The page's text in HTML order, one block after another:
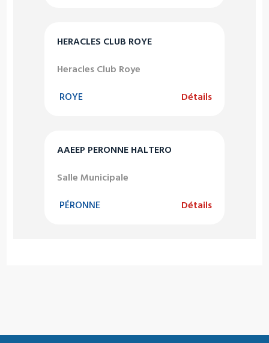
HERACLES CLUB ROYE
Heracles Club Roye
ROYE Détails
AAEEP PERONNE HALTERO
Salle Municipale
PÉRONNE Détails